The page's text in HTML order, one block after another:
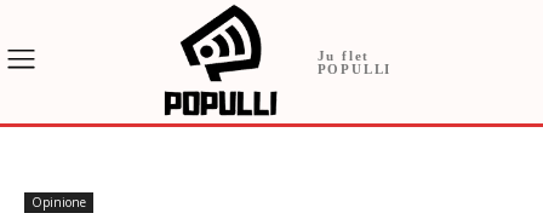
Ju flet
POPULLI
Opinione